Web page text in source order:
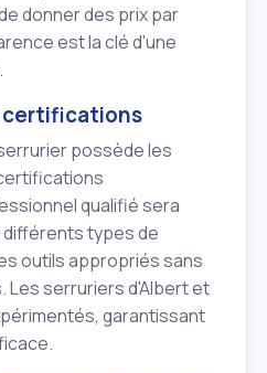
donner des prix par
est la clé d'une
certifications
possède les
qualifié sera
différents types de
outils appropriés sans
Les serruriers d'Albert et
garantissant